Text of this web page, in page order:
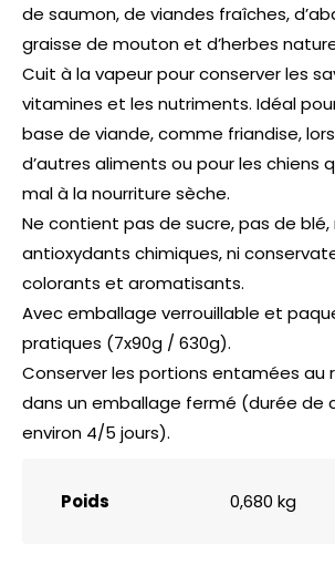
de saumon, de viandes fraîches,
graisse de mouton et d’herbes
Cuit à la vapeur pour conserver les
vitamines et les nutriments. Idéal
base de viande, comme friandise,
d’autres aliments ou pour les chiens
mal à la nourriture sèche.
Ne contient pas de sucre, pas de blé,
antioxydants chimiques, ni
colorants et aromatisants.
Avec emballage verrouillable et
pratiques (7x90g / 630g).
Conserver les portions entamées au
dans un emballage fermé (durée de
environ 4/5 jours).
Poids 0,680 kg